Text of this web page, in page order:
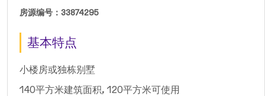
房源编号：33874295
基本特点
小楼房或独栋别墅
140平方米建筑面积, 120平方米可使用